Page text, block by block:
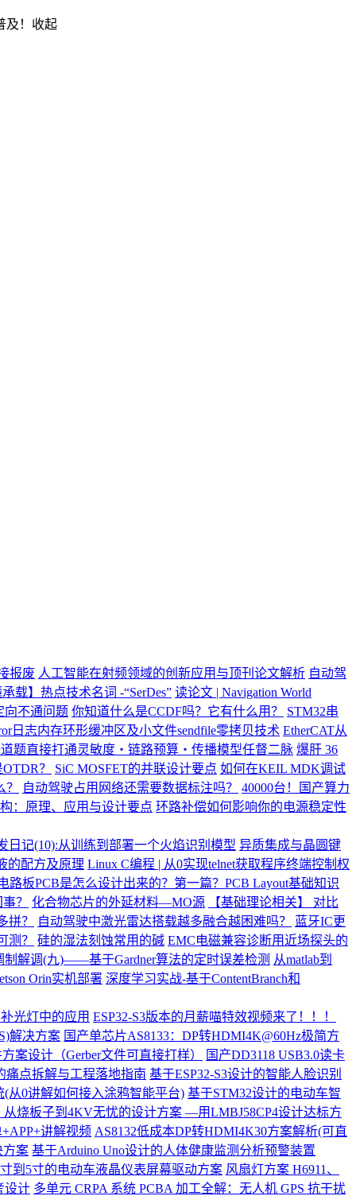
！ 收起
报废 人工智能在射频领域的创新应用与顶刊论文解析 自动驾
载】热点技术名词 -“SerDes” 读论文 | Navigation World
向不通问题 你知道什么是CCDF吗？它有什么用？
STM32串
日志内存环形缓冲区及小文件sendfile零拷贝技术 EtherCAT从
题直接打通灵敏度・链路预算・传播模型任督二脉 爆肝 36
？
SiC MOSFET的并联设计要点 如何在KEIL MDK调试
自动驾驶占用网络还需要数据标注吗？
40000台！国产算力
：原理、应用与设计要点 环路补偿如何影响你的电源稳定性
日记(10):从训练到部署一个火焰识别模型 异质集成与晶圆键
的配方及原理 Linux C编程 | 从0实现telnet获取程序终端控制权
路板PCB是怎么设计出来的？第一篇？PCB Layout基础知识
？
化合物芯片的外延材料—MO源
【基础理论相关】 对比
拼？
自动驾驶中激光雷达搭载越多融合越困难吗？
蓝牙IC更
测？
硅的湿法刻蚀常用的碱 EMC电磁兼容诊断用近场探头的
制解调(九)——基于Gardner算法的定时误差检测 从matlab到
Orin实机部署 深度学习实战-基于ContentBranch和
光灯中的应用 ESP32-S3版本的月薪喵特效视频来了！！！
解决方案 国产单芯片AS8133：DP转HDMI4K@60Hz极简方
案设计（Gerber文件可直接打样）
国产DD3118 USB3.0读卡
痛点拆解与工程落地指南 基于ESP32-S3设计的智能人脸识别
从0讲解如何接入涂鸦智能平台) 基于STM32设计的电动车智
从烧板子到4KV无忧的设计方案 —用LMBJ58CP4设计达标方
讲解视频 AS8132低成本DP转HDMI4K30方案解析(可直
方案 基于Arduino Uno设计的人体健康监测分析预警装置
到5寸的电动车液晶仪表屏幕驱动方案 风扇灯方案 H6911、
设计 多单元 CRPA 系统 PCBA 加工全解：无人机 GPS 抗干扰